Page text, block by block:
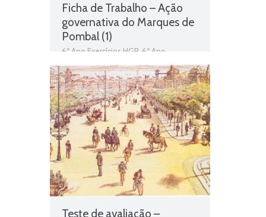
Ficha de Trabalho – Ação
governativa do Marques de
Pombal (1)
6º Ano Exercícios HGP 6º Ano
Portugal,Ação do Marquês de Pombal,
Ação governativa do Marquês de
Pombal,Ficha de Trabalho 6º Ano HGP,
História e Geografia de Portugal,
Marquês de Pombal
Teste de avaliação –